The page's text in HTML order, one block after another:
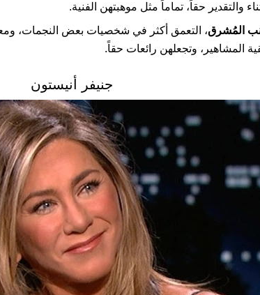
والتقدير حقاً، تماماً مثل موهبتهن الفنية.
المُشرق، التعمق أكثر في شخصيات بعض النجمات،
المشاهير، وتجعلهن رائعات حقاً.
جنيفر أنيستون